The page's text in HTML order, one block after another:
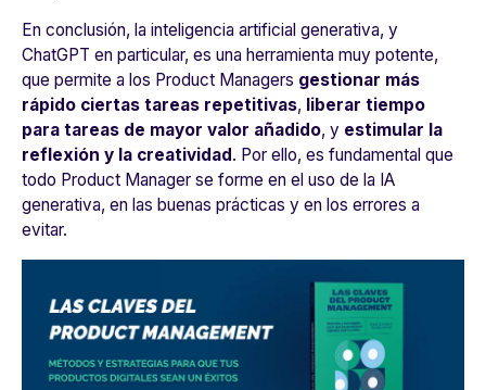
En conclusión, la inteligencia artificial generativa, y
ChatGPT en particular, es una herramienta muy potente,
que permite a los Product Managers gestionar más
rápido ciertas tareas repetitivas, liberar tiempo
para tareas de mayor valor añadido, y estimular la
reflexión y la creatividad . Por ello, es fundamental que
todo Product Manager se forme en el uso de la IA
generativa, en las buenas prácticas y en los errores a
evitar.